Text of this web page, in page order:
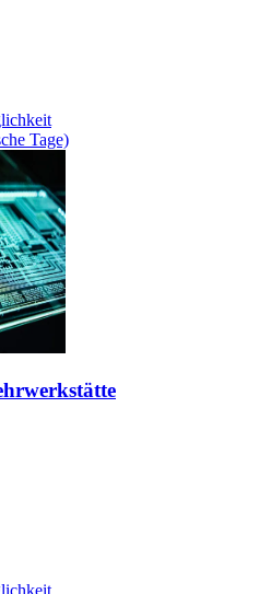
Tage)